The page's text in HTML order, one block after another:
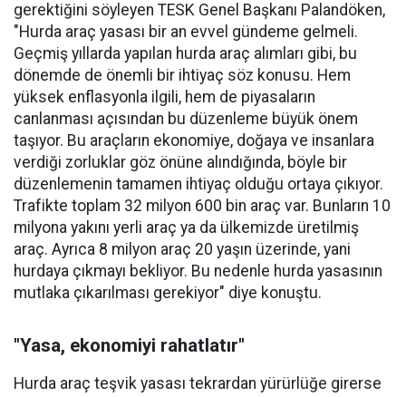
gerektiğini söyleyen TESK Genel Başkanı Palandöken,
"Hurda araç yasası bir an evvel gündeme gelmeli.
Geçmiş yıllarda yapılan hurda araç alımları gibi, bu
dönemde de önemli bir ihtiyaç söz konusu. Hem
yüksek enflasyonla ilgili, hem de piyasaların
canlanması açısından bu düzenleme büyük önem
taşıyor. Bu araçların ekonomiye, doğaya ve insanlara
verdiği zorluklar göz önüne alındığında, böyle bir
düzenlemenin tamamen ihtiyaç olduğu ortaya çıkıyor.
Trafikte toplam 32 milyon 600 bin araç var. Bunların 10
milyona yakını yerli araç ya da ülkemizde üretilmiş
araç. Ayrıca 8 milyon araç 20 yaşın üzerinde, yani
hurdaya çıkmayı bekliyor. Bu nedenle hurda yasasının
mutlaka çıkarılması gerekiyor" diye konuştu.
"Yasa, ekonomiyi rahatlatır"
Hurda araç teşvik yasası tekrardan yürürlüğe girerse